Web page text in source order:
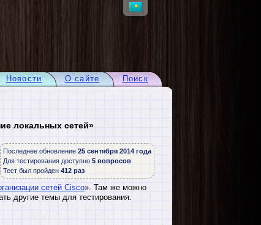
Поиск
О сайте
Новости
локальных сетей»
Последнее обновление 25 сентября 2014 года
Для тестирования доступно 5 вопросов
Тест был пройден 412 раз
сетей Cisco». Там же можно
другие темы для тестирования.